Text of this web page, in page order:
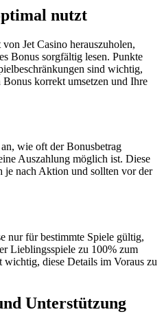
nutzt
Jet Casino herauszuholen,
Bonus sorgfältig lesen. Punkte
sind wichtig,
Bonus korrekt umsetzen und Ihre
wie oft der Bonusbetrag
Auszahlung möglich ist. Diese
je nach Aktion und sollten vor der
nur für bestimmte Spiele gültig,
Lieblingsspiele zu 100% zum
wichtig, diese Details im Voraus zu
Unterstützung